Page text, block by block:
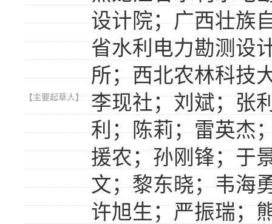
设计院；广西壮族
省水利电力勘测设
所；西北农林科技
【主要起草人】
李现社；刘斌；张
利；陈莉；雷英杰
援农；孙刚锋；于
文；黎东晓；韦海
许旭生；严振瑞；